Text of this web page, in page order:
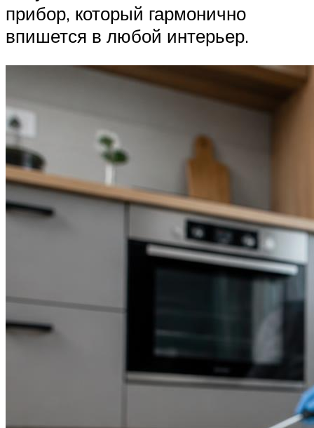
прибор, который гармонично
впишется в любой интерьер.